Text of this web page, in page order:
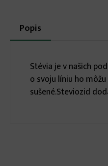
More
infos
Popis
karta)
Stévia je v našich
o svoju líniu ho
sušené.Steviozid